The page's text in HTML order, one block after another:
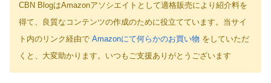
CBN BlogはAmazonアソシエイトとして適格販売により紹介料を
得て、良質なコンテンツの作成のために役立てています。当サイ
ト内のリンク経由で Amazonにて何らかのお買い物 をしていただ
くと、大変助かります。いつもご支援ありがとうございます